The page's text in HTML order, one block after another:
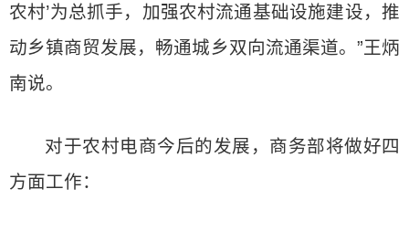
农村’为总抓手，加强农村流通基础设施建设，推
动乡镇商贸发展，畅通城乡双向流通渠道。”王炳
南说。
对于农村电商今后的发展，商务部将做好四
方面工作：